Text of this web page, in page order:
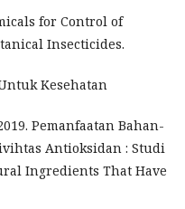
for Control of
Insecticides.
Kesehatan
Pemanfaatan Bahan-
Antioksidan : Studi
Ingredients That Have